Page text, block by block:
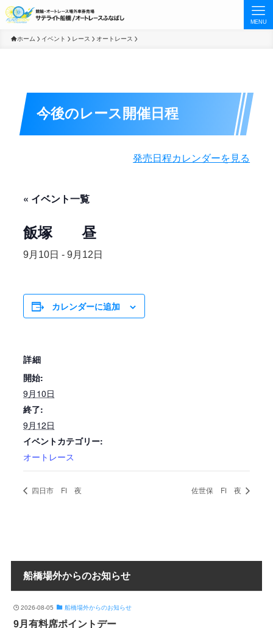
MENU
ホーム イベント レース オートレース
今後のレース開催日程
発売日程カレンダーを見る
« イベント一覧
飯塚 昼
9月10日 - 9月12日
カレンダーに追加
詳細
開始:
9月10日
終了:
9月12日
イベントカテゴリー:
オートレース
四日市 FⅠ 夜 佐世保 FⅠ 夜
船橋場外からのお知らせ
2026-08-05 船橋場外からのお知らせ
9月有料席ポイントデー